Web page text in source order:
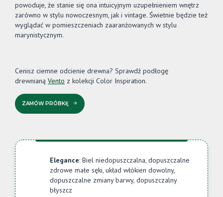
powoduje, że stanie się ona intuicyjnym uzupełnieniem wnętrz
zarówno w stylu nowoczesnym, jak i vintage. Świetnie będzie też
wyglądać w pomieszczeniach zaaranżowanych w stylu
marynistycznym.
Cenisz ciemne odcienie drewna? Sprawdź podłogę
drewnianą Vento z kolekcji Color Inspiration.
ZAMÓW PRÓBKĘ
Elegance: Biel niedopuszczalna, dopuszczalne
zdrowe małe sęki, układ włókien dowolny,
dopuszczalne zmiany barwy, dopuszczalny
błyszcz